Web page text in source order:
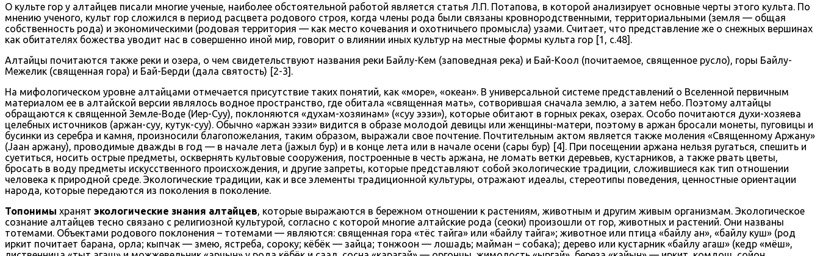
О культе гор у алтайцев писали многие ученые, наиболее обстоятельной работой является статья Л.П. Потапова, в которой анализирует основные черты этого культа. По
мнению ученого, культ гор сложился в период расцвета родового строя, когда члены рода были связаны кровнородственными, территориальными (земля — общая
собственность рода) и экономическими (родовая территория — как место кочевания и охотничьего промысла) узами. Считает, что представление же о снежных вершинах
как обитателях божества уводит нас в совершенно иной мир, говорит о влиянии иных культур на местные формы культа гор [1, с.48].
Алтайцы почитаются также реки и озера, о чем свидетельствуют названия реки Байлу-Кем (заповедная река) и Бай-Коол (почитаемое, священное русло), горы Байлу-
Межелик (священная гора) и Бай-Берди (дала святость) [2-3].
На мифологическом уровне алтайцами отмечается присутствие таких понятий, как «море», «океан». В универсальной системе представлений о Вселенной первичным
материалом ее в алтайской версии являлось водное пространство, где обитала «священная мать», сотворившая сначала землю, а затем небо. Поэтому алтайцы
обращаются к священной Земле-Воде (Иер-Суу), поклоняются «духам-хозяинам» («суу ээзи»), которые обитают в горных реках, озерах. Особо почитаются духи-хозяева
целебных источников (аржан-суу, кутук-суу). Обычно «аржан ээзи» видится в образе молодой девицы или женщины-матери, поэтому в аржан бросали монеты, пуговицы и
бусинки из серебра и камня, произносили благопожелания, таким образом, выражали свое почтение. Почтительным актом является также моления «Священному Аржану»
(Jаан аржану), проводимые дважды в год — в начале лета (jажыл бур) и в конце лета или в начале осени (сары бур) [4]. При посещении аржана нельзя ругаться, спешить и
суетиться, носить острые предметы, осквернять культовые сооружения, построенные в честь аржана, не ломать ветки деревьев, кустарников, а также рвать цветы,
бросать в воду предметы искусственного происхождения, и другие запреты, которые представляют собой экологические традиции, сложившиеся как тип отношении
человека к природной среде. Экологические традиции, как и все элементы традиционной культуры, отражают идеалы, стереотипы поведения, ценностные ориентации
народа, которые передаются из поколения в поколение.
Топонимы хранят экологические знания алтайцев, которые выражаются в бережном отношении к растениям, животным и другим живым организмам. Экологическое
сознание алтайцев тесно связано с религиозной культурой, согласно с которой многие алтайские рода (сеоки) произошли от гор, животных и растений. Они названы
тотемами. Объектами родового поклонения – тотемами — являются: священная гора «тёс тайга» или «байлу тайга»; животное или птица «байлу ан», «байлу куш» (род
иркит почитает барана, орла; кыпчак — змею, ястреба, сороку; кёбёк — зайца; тонжоон — лошадь; майман – собака); дерево или кустарник «байлу агаш» (кедр «мёш»,